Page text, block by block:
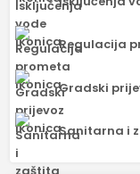
Regulacija
Gradski
Sanitarna i